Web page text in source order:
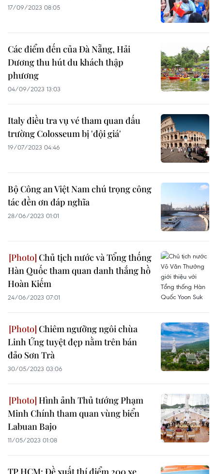
17/09/2023 08:05
Các điểm đến của Đà Nẵng, Hải
Dương thu hút du khách thập
phương
04/09/2023 13:03
Italy điều tra vụ vé tham quan đấu
trường Colosseum bị 'đội giá'
19/07/2023 04:46
Bộ Công an Việt Nam chú trọng công
tác đền ơn đáp nghĩa
28/06/2023 01:01
Chủ tịch nước và Tổng thống
Hàn Quốc tham quan danh thắng hồ
Hoàn Kiếm
24/06/2023 07:01
Chiêm ngưỡng ngôi chùa
Linh Ứng tuyệt đẹp nằm trên bán
đảo Sơn Trà
30/05/2023 03:06
Hình ảnh Thủ tướng Phạm
Minh Chính tham quan vùng biển
Labuan Bajo
11/05/2023 01:08
TP.HCM: Đề xuất thí điểm 200 xe